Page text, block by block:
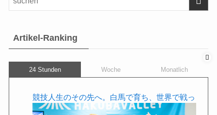
Artikel-Ranking
24 Stunden Woche Monatlich
競技人生のその先へ。白馬で育ち、世界で戦っ